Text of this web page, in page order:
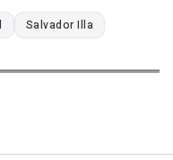
Salvador Illa